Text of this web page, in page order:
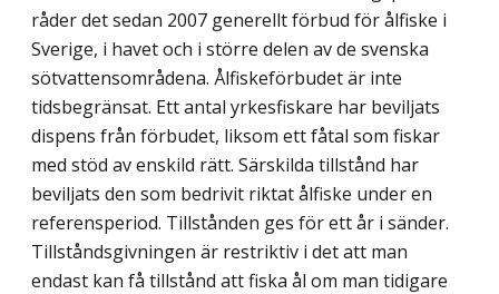
råder det sedan 2007 generellt förbud för ålfiske i
Sverige, i havet och i större delen av de svenska
sötvattensområdena. Ålfiskeförbudet är inte
tidsbegränsat. Ett antal yrkesfiskare har beviljats
dispens från förbudet, liksom ett fåtal som fiskar
med stöd av enskild rätt. Särskilda tillstånd har
beviljats den som bedrivit riktat ålfiske under en
referensperiod. Tillstånden ges för ett år i sänder.
Tillståndsgivningen är restriktiv i det att man
endast kan få tillstånd att fiska ål om man tidigare